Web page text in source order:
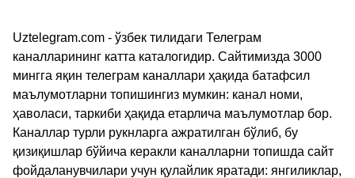
Uztelegram.com - ўзбек тилидаги Телеграм
каналларининг катта каталогидир. Сайтимизда 3000
мингга яқин телеграм каналлари ҳақида батафсил
маълумотларни топишингиз мумкин: канал номи,
ҳаволаси, таркиби ҳақида етарлича маълумотлар бор.
Каналлар турли рукнларга ажратилган бўлиб, бу
қизиқишлар бўйича керакли каналларни топишда сайт
фойдаланувчилари учун қулайлик яратади: янгиликлар,